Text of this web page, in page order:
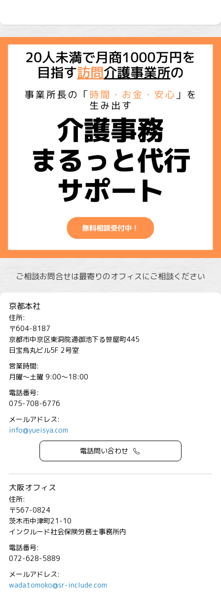
ご相談お問合せは最寄りのオフィスにご相談ください
京都本社
住所:
〒604-8187
京都市中京区東洞院通御池下る笹屋町445
日宝烏丸ビル5F 2号室
営業時間:
月曜～土曜 9:00～18:00
電話番号:
075-708-6776
メールアドレス:
info@yueisya.com
電話問い合わせ
大阪オフィス
住所:
〒567-0824
茨木市中津町21-10
インクルード社会保険労務士事務所内
電話番号:
072-628-5889
メールアドレス:
wada.tomoko@sr-include.com